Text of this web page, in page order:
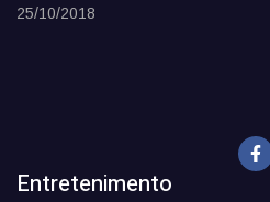
25/10/2018
Entretenimento